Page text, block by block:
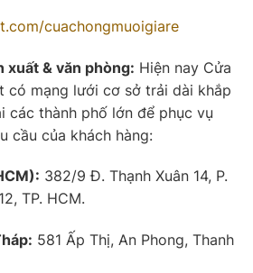
cuachongmuoigiare
xuất & văn phòng: Hiện nay Cửa
có mạng lưới cơ sở trải dài khắp
các thành phố lớn để phục vụ
cầu của khách hàng:
382/9 Đ. Thạnh Xuân 14, P.
TP. HCM.
581 Ấp Thị, An Phong, Thanh